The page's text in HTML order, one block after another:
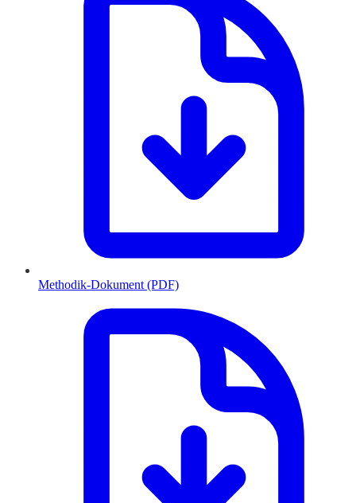
Methodik-Dokument (PDF)